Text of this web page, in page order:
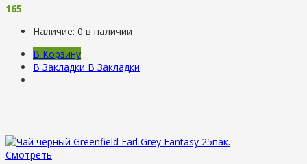
165
Наличие: 0 в наличии
В Корзину
В Закладки В Закладки
Смотреть